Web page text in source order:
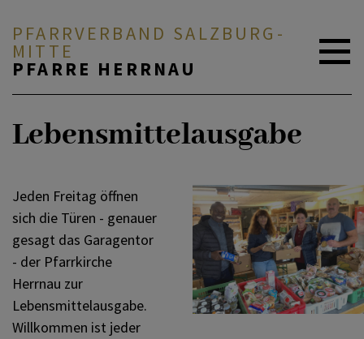
PFARRVERBAND SALZBURG-
MITTE
PFARRE HERRNAU
AKTUELL
ÜBER UNS
DURCH DAS LEBEN
MITEINANDER BETEN
Kinder und Familie
Jugend
Essensausgabe
Lebensmittelausgabe
Jeden Freitag öffnen
sich die Türen - genauer
gesagt das Garagentor
- der Pfarrkirche
Herrnau zur
Lebensmittelausgabe.
Willkommen ist jeder